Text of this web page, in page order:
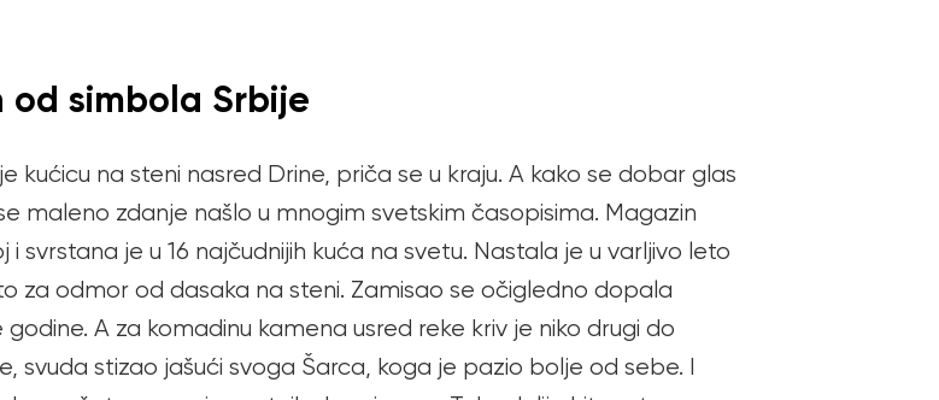
od simbola Srbije
na steni nasred Drine, priča se u kraju. A kako se dobar glas
maleno zdanje našlo u mnogim svetskim časopisima. Magazin
je u 16 najčudnijih kuća na svetu. Nastala je u varljivo leto
za odmor od dasaka na steni. Zamisao se očigledno dopala
A za komadinu kamena usred reke kriv je niko drugi do
svuda stizao jašući svoga Šarca, koga je pazio bolje od sebe. I